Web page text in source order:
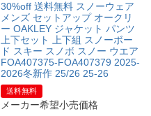
30%off 送料無料 スノーウェア
メンズ セットアップ オークリ
ー OAKLEY ジャケット パンツ
上下セット 上下組 スノーボー
ド スキー スノボ スノー ウエア
FOA407375-FOA407379 2025-
2026冬新作 25/26 25-26
送料無料
メーカー希望小売価格